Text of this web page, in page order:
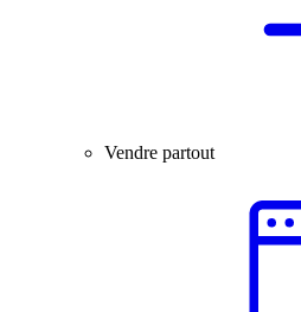
Vendre partout